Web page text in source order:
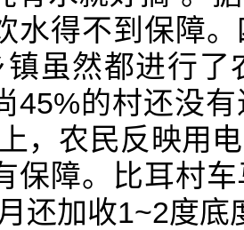
水得不到保障
虽然都进行
45%的村还没
，农民反映用
保障。比耳村
还加收1~2度